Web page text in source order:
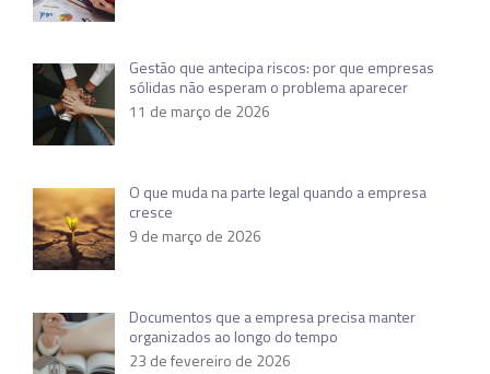
Gestão que antecipa riscos: por que empresas
sólidas não esperam o problema aparecer
11 de março de 2026
O que muda na parte legal quando a empresa
cresce
9 de março de 2026
Documentos que a empresa precisa manter
organizados ao longo do tempo
23 de fevereiro de 2026